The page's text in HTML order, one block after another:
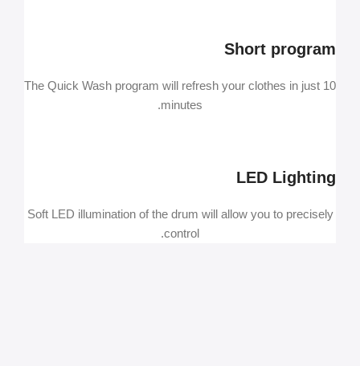
Short program
The Quick Wash program will refresh your clothes in just 10
minutes.
LED Lighting
Soft LED illumination of the drum will allow you to precisely
control.